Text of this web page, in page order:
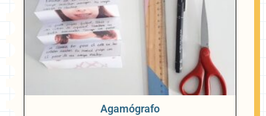
Agamógrafo